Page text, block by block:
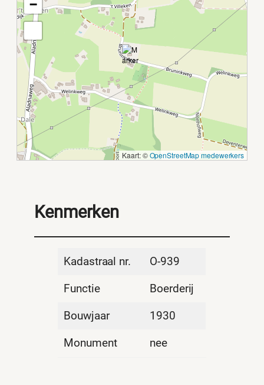
−
Kaart: ©OpenStreetMap medewerkers
Kenmerken
Kadastraal nr. O-939
Functie Boerderij
Bouwjaar 1930
Monument nee